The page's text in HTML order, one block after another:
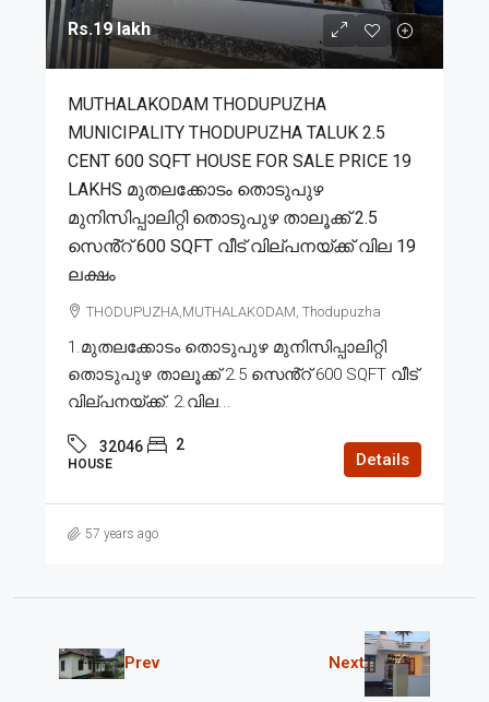
Rs.19 lakh
MUTHALAKODAM THODUPUZHA
MUNICIPALITY THODUPUZHA TALUK 2.5
CENT 600 SQFT HOUSE FOR SALE PRICE 19
LAKHS മുതലക്കോടം തൊടുപുഴ
മുനിസിപ്പാലിറ്റി തൊടുപുഴ താലൂക്ക് 2.5
സെൻ്റ് 600 SQFT വീട് വില്പനയ്ക്ക് വില 19
ലക്ഷം
THODUPUZHA,MUTHALAKODAM, Thodupuzha
1.മുതലക്കോടം തൊടുപുഴ മുനിസിപ്പാലിറ്റി
തൊടുപുഴ താലൂക്ക് 2.5 സെൻ്റ് 600 SQFT വീട്
വില്പനയ്ക്ക്. 2.വില...
32046 2
HOUSE Details
57 years ago
Prev Next